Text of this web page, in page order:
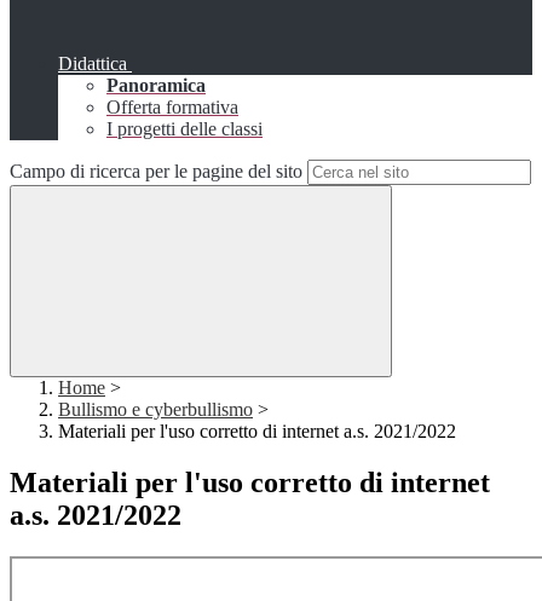
Didattica
Panoramica
Offerta formativa
I progetti delle classi
Campo di ricerca per le pagine del sito
Home >
Bullismo e cyberbullismo >
Materiali per l'uso corretto di internet a.s. 2021/2022
Materiali per l'uso corretto di internet
a.s. 2021/2022